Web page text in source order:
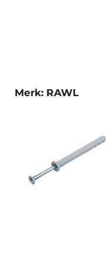
Merk: RAWL